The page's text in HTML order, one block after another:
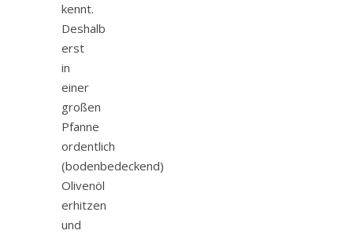
kennt.
Deshalb
erst
in
einer
großen
Pfanne
ordentlich
(bodenbedeckend)
Olivenöl
erhitzen
und